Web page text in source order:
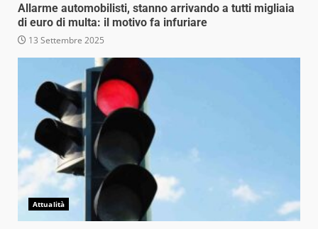
Allarme automobilisti, stanno arrivando a tutti migliaia
di euro di multa: il motivo fa infuriare
13 Settembre 2025
Attualità